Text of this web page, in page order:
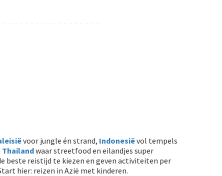
- - - - - - - - - - - - - - - - -
voor jungle én strand, Indonesiëvol tempels
Thailandwaar streetfood en eilandjes super
beste reistijd te kiezen en geven activiteiten per
hier: reizen in Azië met kinderen.